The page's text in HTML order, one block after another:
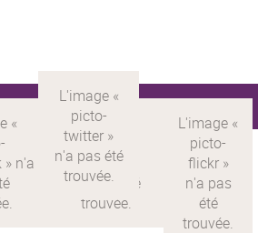
Version française
Présentation
de la détente mathématique